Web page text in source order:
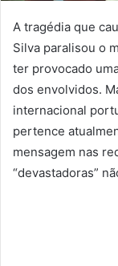
A tragédia que
Silva paralisou o
ter provocado
dos envolvidos.
internacional
pertence
mensagem nas
“devastadoras”